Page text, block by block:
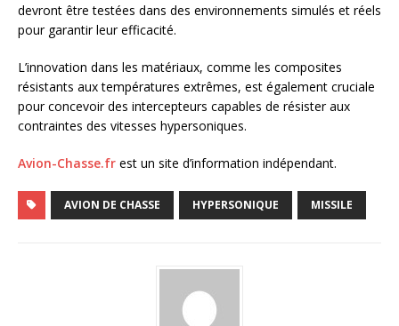
devront être testées dans des environnements simulés et réels
pour garantir leur efficacité.
L’innovation dans les matériaux, comme les composites
résistants aux températures extrêmes, est également cruciale
pour concevoir des intercepteurs capables de résister aux
contraintes des vitesses hypersoniques.
Avion-Chasse.fr est un site d’information indépendant.
AVION DE CHASSE HYPERSONIQUE MISSILE